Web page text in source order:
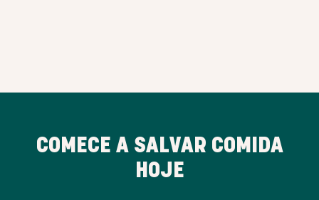
COMECE A SALVAR COMIDA
HOJE